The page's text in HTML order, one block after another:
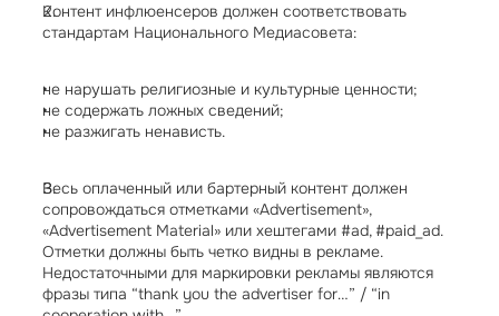
Контент инфлюенсеров должен соответствовать
стандартам Национального Медиасовета:
не нарушать религиозные и культурные ценности;
не содержать ложных сведений;
не разжигать ненависть.
Весь оплаченный или бартерный контент должен
сопровождаться отметками «Advertisement»,
«Advertisement Material» или хештегами #ad, #paid_ad.
Отметки должны быть четко видны в рекламе.
Недостаточными для маркировки рекламы являются
фразы типа “thank you the advertiser for…” / “in